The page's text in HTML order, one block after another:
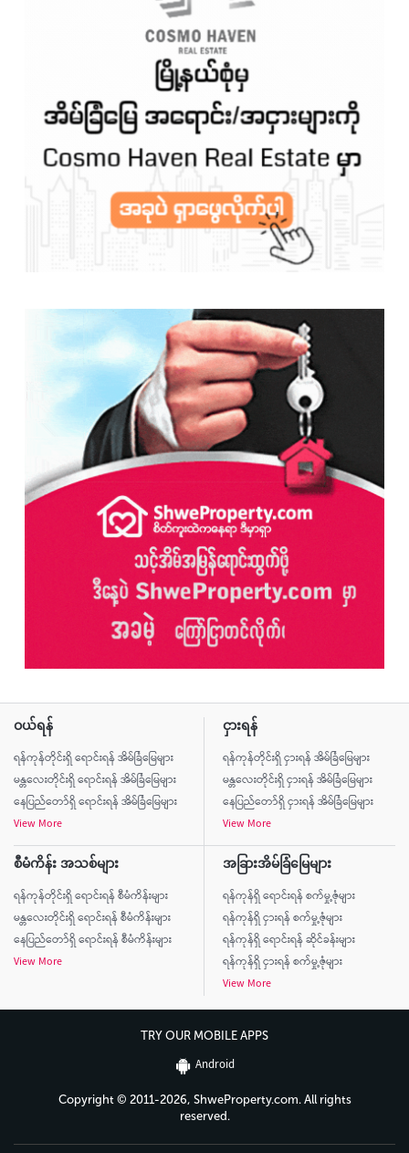
ဝယ်ရန်
ရန်ကုန်တိုင်းရှိ ရောင်းရန် အိမ်ခြံမြေများ
မန္တလေးတိုင်းရှိ ရောင်းရန် အိမ်ခြံမြေများ
နေပြည်တော်ရှိ ရောင်းရန် အိမ်ခြံမြေများ
View More
ငှားရန်
ရန်ကုန်တိုင်းရှိ ငှားရန် အိမ်ခြံမြေများ
မန္တလေးတိုင်းရှိ ငှားရန် အိမ်ခြံမြေများ
နေပြည်တော်ရှိ ငှားရန် အိမ်ခြံမြေများ
View More
စီမံကိန်း အသစ်များ
ရန်ကုန်တိုင်းရှိ ရောင်းရန် စီမံကိန်းများ
မန္တလေးတိုင်းရှိ ရောင်းရန် စီမံကိန်းများ
နေပြည်တော်ရှိ ရောင်းရန် စီမံကိန်းများ
View More
အခြားအိမ်ခြံမြေများ
ရန်ကုန်ရှိ ရောင်းရန် စက်မှု့ဇုံများ
ရန်ကုန်ရှိ ငှားရန် စက်မှု့ဇုံများ
ရန်ကုန်ရှိ ရောင်းရန် ဆိုင်ခန်းများ
ရန်ကုန်ရှိ ငှားရန် စက်မှု့ဇုံများ
View More
TRY OUR MOBILE APPS
Android
Copyright © 2011-2026, ShweProperty.com. All rights
reserved.